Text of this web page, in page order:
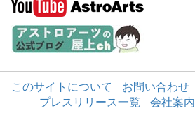
このサイトについて お問い合わせ
プレスリリース一覧
会社案内